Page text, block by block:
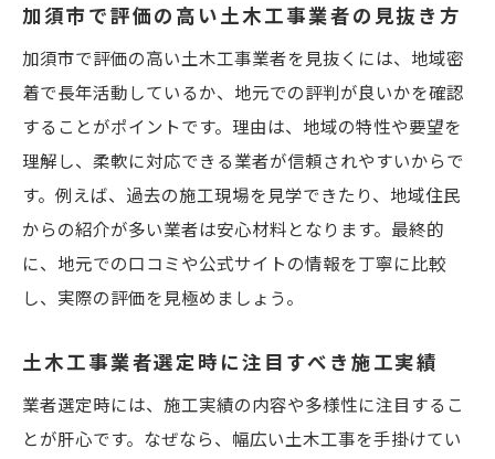
加須市で評価の高い土木工事業者の見抜き方
加須市で評価の高い土木工事業者を見抜くには、地域密
着で長年活動しているか、地元での評判が良いかを確認
することがポイントです。理由は、地域の特性や要望を
理解し、柔軟に対応できる業者が信頼されやすいからで
す。例えば、過去の施工現場を見学できたり、地域住民
からの紹介が多い業者は安心材料となります。最終的
に、地元での口コミや公式サイトの情報を丁寧に比較
し、実際の評価を見極めましょう。
土木工事業者選定時に注目すべき施工実績
業者選定時には、施工実績の内容や多様性に注目するこ
とが肝心です。なぜなら、幅広い土木工事を手掛けてい